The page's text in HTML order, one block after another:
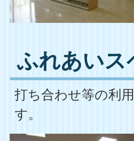
ふれあいス
打ち合わせ等の利
す。